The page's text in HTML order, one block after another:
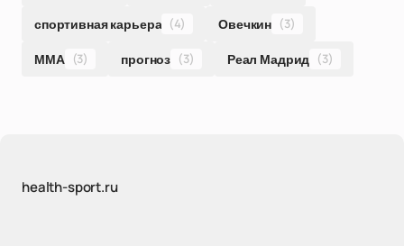
спортивная карьера (4) Овечкин (3)
ММА (3) прогноз (3) Реал Мадрид (3)
health-sport.ru